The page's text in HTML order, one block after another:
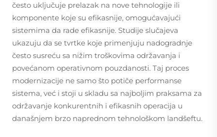
često uključuje prelazak na nove tehnologije ili
komponente koje su efikasnije, omogućavajući
sistemima da rade efikasnije. Studije slučajeva
ukazuju da se tvrtke koje primenjuju nadogradnje
često susreću sa nižim troškovima održavanja i
povećanom operativnom pouzdanosti. Taj proces
modernizacije ne samo što potiče performanse
sistema, već i stoji u skladu sa najboljim praksama za
održavanje konkurentnih i efikasnih operacija u
današnjem brzo naprednom tehnološkom landšeftu.